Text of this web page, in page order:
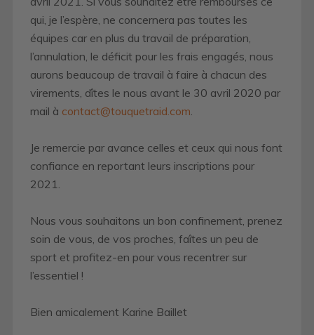
qui, je l’espère, ne concernera pas toutes les
équipes car en plus du travail de préparation,
l’annulation, le déficit pour les frais engagés, nous
aurons beaucoup de travail à faire à chacun des
virements, dîtes le nous avant le 30 avril 2020 par
mail à contact@touquetraid.com
Je remercie par avance celles et ceux qui nous font
confiance en reportant leurs inscriptions pour
2021.
Nous vous souhaitons un bon confinement, prenez
soin de vous, de vos proches, faîtes un peu de
sport et profitez-en pour vous recentrer sur
l’essentiel !
Bien amicalement Karine Baillet